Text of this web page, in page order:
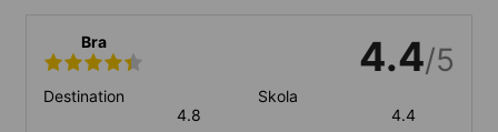
Bra 4.4/5
Destination
4.8
Skola
4.4